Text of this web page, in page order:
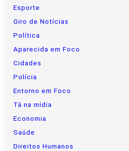
Esporte
Giro de Notícias
Política
Aparecida em Foco
Cidades
Polícia
Entorno em Foco
Tá na mídia
Economia
Saúde
Direitos Humanos